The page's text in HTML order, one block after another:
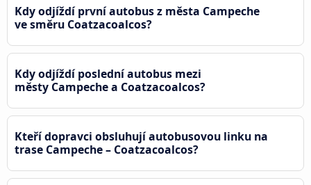
Kdy odjíždí první autobus z města Campeche
ve směru Coatzacoalcos?
Kdy odjíždí poslední autobus mezi
městy Campeche a Coatzacoalcos?
Kteří dopravci obsluhují autobusovou linku na
trase Campeche – Coatzacoalcos?